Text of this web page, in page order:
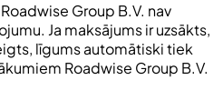
Group B.V. nav
Ja maksājums ir uzsākts,
līgums automātiski tiek
Roadwise Group B.V.